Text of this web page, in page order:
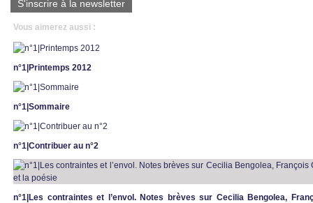
S'inscrire à la newsletter
Vous aimerez aussi :
n°1|Printemps 2012
n°1|Sommaire
n°1|Contribuer au n°2
n°1|Les contraintes et l’envol. Notes brèves sur Cecilia Bengolea,